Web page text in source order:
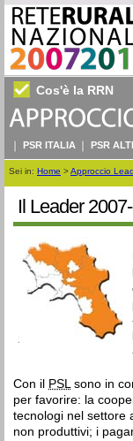
Cos'è la RRN
PSR ITALIA PSR
Sei in: Home >Approccio
Il Leader
Con il PSL
sono in
per favorire: la
tecnologi nel settore
non produttivi; i